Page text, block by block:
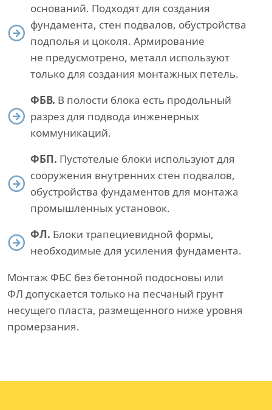
оснований. Подходят для создания
фундамента, стен подвалов, обустройства
подполья и цоколя. Армирование
не предусмотрено, металл используют
только для создания монтажных петель.
ФБВ. В полости блока есть продольный
разрез для подвода инженерных
коммуникаций.
ФБП. Пустотелые блоки используют для
сооружения внутренних стен подвалов,
обустройства фундаментов для монтажа
промышленных установок.
ФЛ. Блоки трапециевидной формы,
необходимые для усиления фундамента.
Монтаж ФБС без бетонной подосновы или
ФЛ допускается только на песчаный грунт
несущего пласта, размещенного ниже уровня
промерзания.